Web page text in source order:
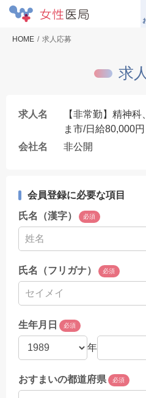
HOME 求人応募
求
求人名
【非常勤】精神
ま市/日給80,000円
会社名
非公開
会員登録に必要な項目
氏名（漢字）
必須
氏名（フリガナ） 必須
生年月日 必須
年
おすまいの都道府県 必須